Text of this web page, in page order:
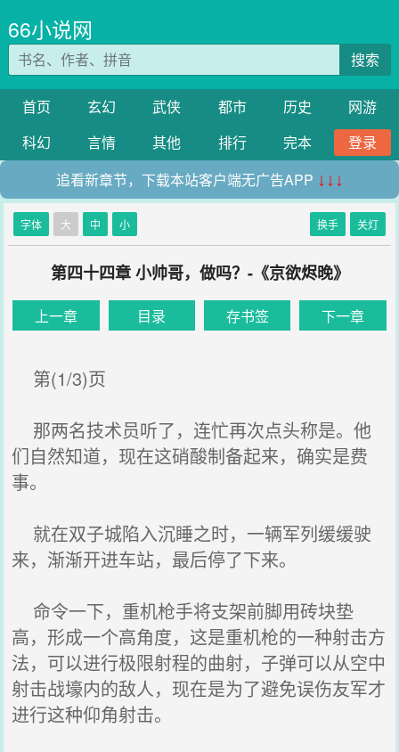
66小说网
搜索
首页 玄幻 武侠 都市 历史
网游
科幻
言情 其他 排行 完本
登录
追看新章节，下载本站客户端无广告APP ↓↓↓
字体 大 中 小 换手 关灯
第四十四章 小帅哥，做吗？-《京欲烬晚》
上一章 目录 存书签 下一章
第(1/3)页
那两名技术员听了，连忙再次点头称是。他
们自然知道，现在这硝酸制备起来，确实是费
事。
就在双子城陷入沉睡之时，一辆军列缓缓驶
来，渐渐开进车站，最后停了下来。
命令一下，重机枪手将支架前脚用砖块垫
高，形成一个高角度，这是重机枪的一种射击方
法，可以进行极限射程的曲射，子弹可以从空中
射击战壕内的敌人，现在是为了避免误伤友军才
进行这种仰角射击。